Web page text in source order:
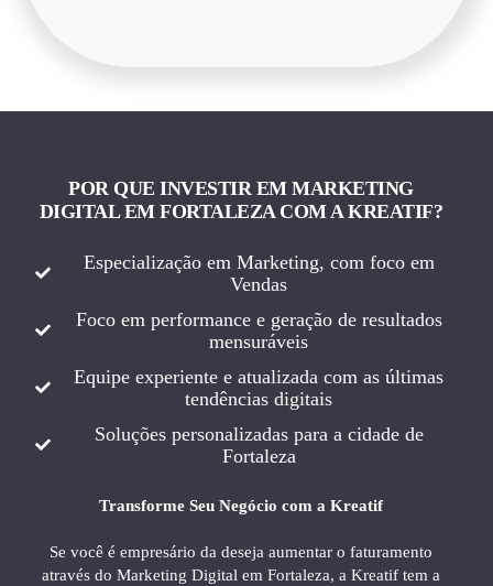
POR QUE INVESTIR EM MARKETING
DIGITAL EM FORTALEZA COM A KREATIF?
Especialização em Marketing, com foco em
Vendas
Foco em performance e geração de resultados
mensuráveis
Equipe experiente e atualizada com as últimas
tendências digitais
Soluções personalizadas para a cidade de
Fortaleza
Transforme Seu Negócio com a Kreatif
Se você é empresário da deseja aumentar o faturamento
através do Marketing Digital em Fortaleza, a Kreatif tem a